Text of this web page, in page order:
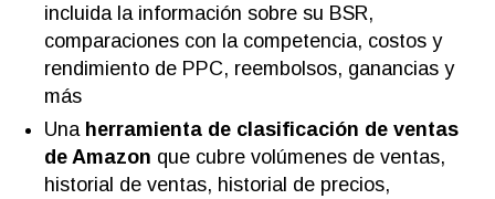
incluida la información sobre su BSR,
comparaciones con la competencia, costos y
rendimiento de PPC, reembolsos, ganancias y
más
Una herramienta de clasificación de ventas
de Amazon que cubre volúmenes de ventas,
historial de ventas, historial de precios,